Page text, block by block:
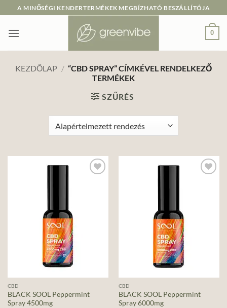
to
content
A MINŐSÉGI KENDERTERMÉKEK MEGBÍZHATÓ BESZÁLLÍTÓJA
0
KEZDŐLAP / “CBD SPRAY” CÍMKÉVEL RENDELKEZŐ
TERMÉKEK
SZŰRÉS
CBD
BLACK SOOL Peppermint
Spray 4500mg
CBD
BLACK SOOL Peppermint
Spray 6000mg